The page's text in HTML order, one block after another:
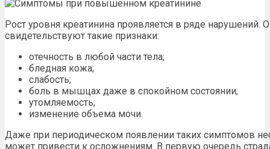
Рост уровня креатинина проявляется в ряде
свидетельствуют такие признаки:
отечность в любой части тела;
бледная кожа;
слабость;
боль в мышцах даже в спокойном состоянии;
утомляемость;
изменение объема мочи.
Даже при периодическом появлении таких симптомов
может привести к осложнениям. В первую очередь